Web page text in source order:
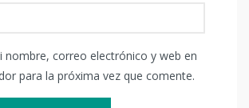
nombre, correo electrónico y web en
para la próxima vez que comente.